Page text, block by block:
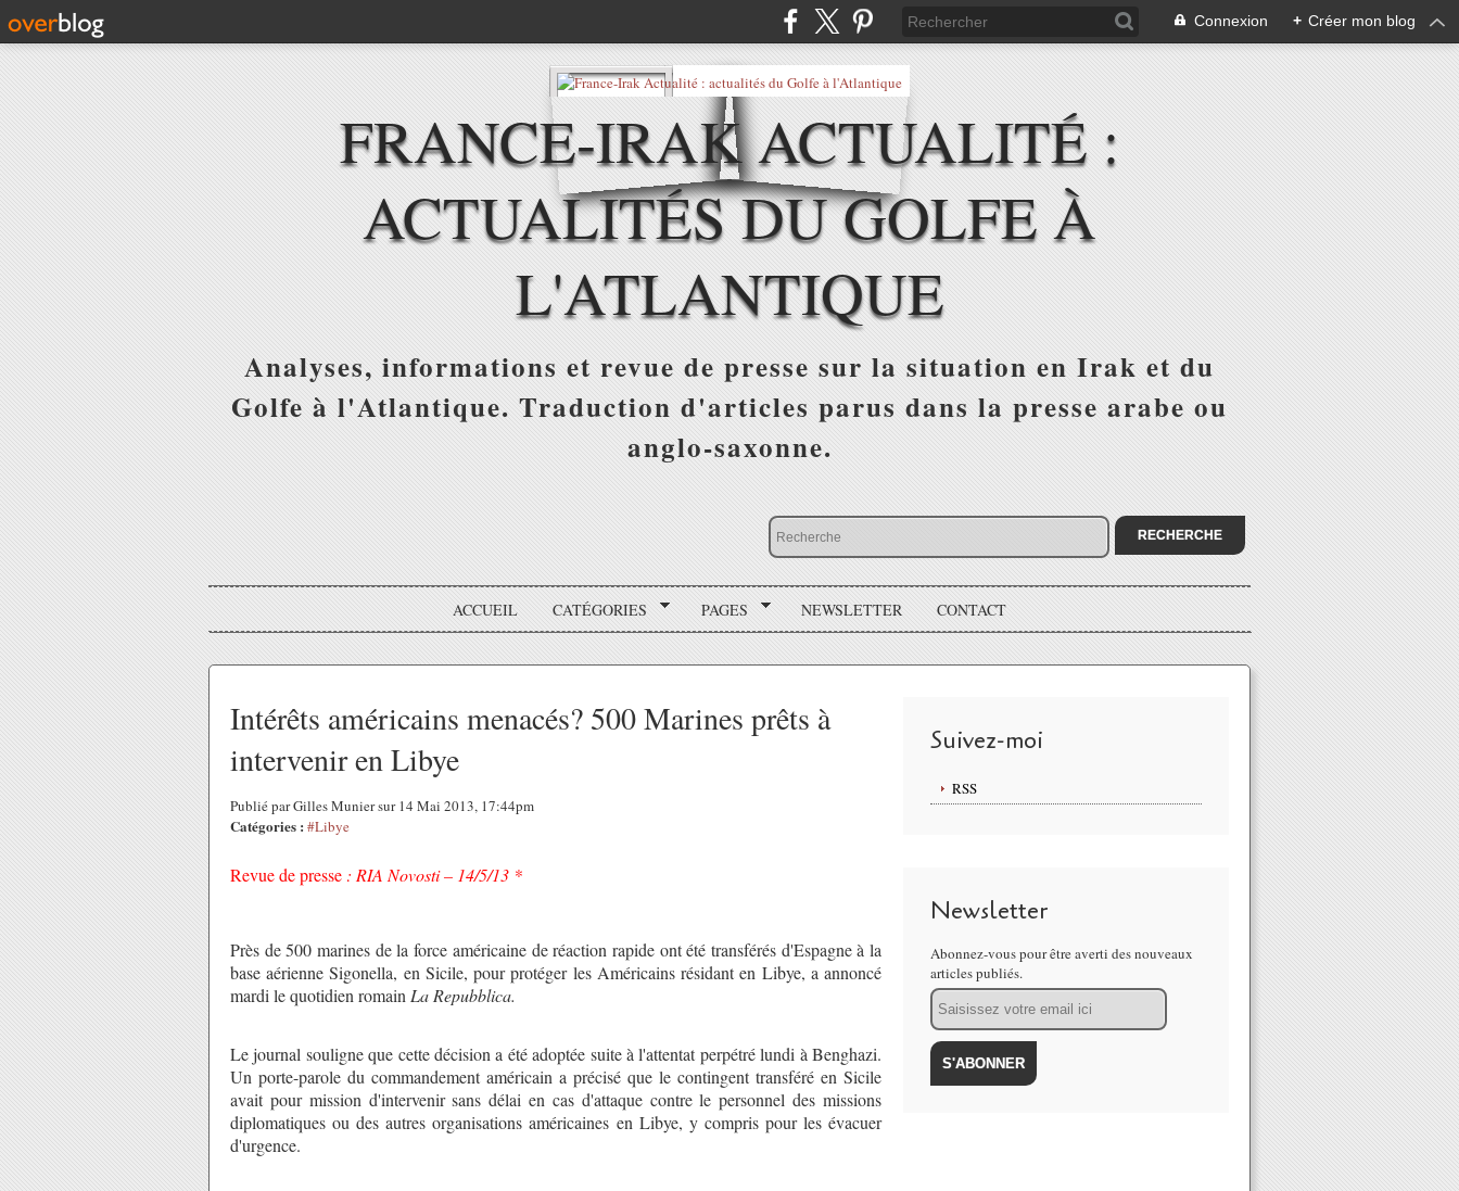
Connexion + Créer mon blog
FRANCE-IRAK ACTUALITÉ :
ACTUALITÉS DU GOLFE À
L'ATLANTIQUE
Analyses, informations et revue de presse sur la situation en Irak et du
Golfe à l'Atlantique. Traduction d'articles parus dans la presse arabe ou
anglo-saxonne.
ACCUEIL CATÉGORIES PAGES NEWSLETTER CONTACT
Intérêts américains menacés? 500 Marines prêts à
intervenir en Libye
Publié par Gilles Munier sur 14 Mai 2013, 17:44pm
Catégories : #Libye
Revue de presse : RIA Novosti – 14/5/13 *
Près de 500 marines de la force américaine de réaction rapide ont été transférés d'Espagne à la
base aérienne Sigonella, en Sicile, pour protéger les Américains résidant en Libye, a annoncé
mardi le quotidien romain La Repubblica.
Le journal souligne que cette décision a été adoptée suite à l'attentat perpétré lundi à Benghazi.
Un porte-parole du commandement américain a précisé que le contingent transféré en Sicile
avait pour mission d'intervenir sans délai en cas d'attaque contre le personnel des missions
diplomatiques ou des autres organisations américaines en Libye, y compris pour les évacuer
d'urgence.
Suivez-moi
RSS
Newsletter
Abonnez-vous pour être averti des nouveaux
articles publiés.
Email